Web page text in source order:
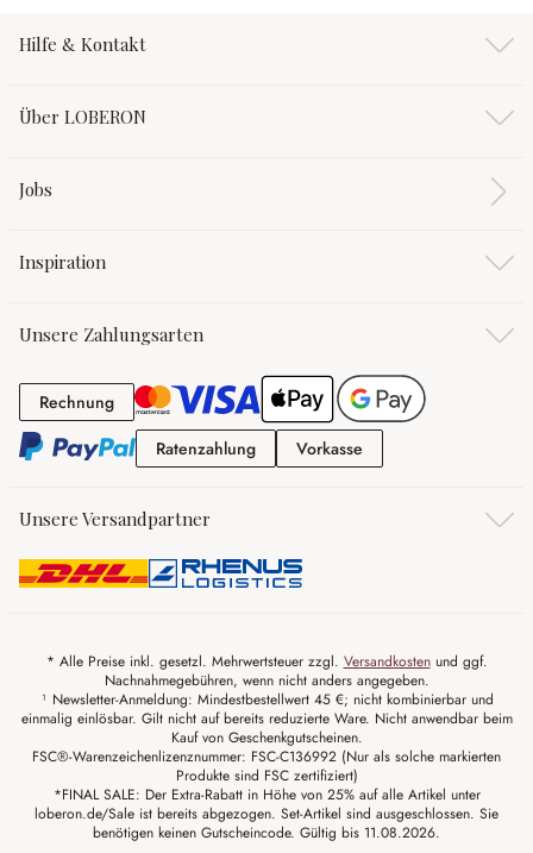
Hilfe & Kontakt
Über LOBERON
Jobs
Inspiration
Unsere Zahlungsarten
RechnungRechnung
RatenzahlungRatenzahlung
Vorkasse
Unsere Versandpartner
* Alle Preise inkl. gesetzl. Mehrwertsteuer zzgl. Versandkostenund ggf.
Nachnahmegebühren, wenn nicht anders angegeben.
¹ Newsletter-Anmeldung: Mindestbestellwert 45 €; nicht kombinierbar und
einmalig einlösbar. Gilt nicht auf bereits reduzierte Ware. Nicht anwendbar beim
Kauf von Geschenkgutscheinen.
FSC®-Warenzeichenlizenznummer: FSC-C136992 (Nur als solche markierten
Produkte sind FSC zertifiziert)
*FINAL SALE: Der Extra-Rabatt in Höhe von 25% auf alle Artikel unter
loberon.de/Sale ist bereits abgezogen. Set-Artikel sind ausgeschlossen. Sie
benötigen keinen Gutscheincode. Gültig bis 11.08.2026.